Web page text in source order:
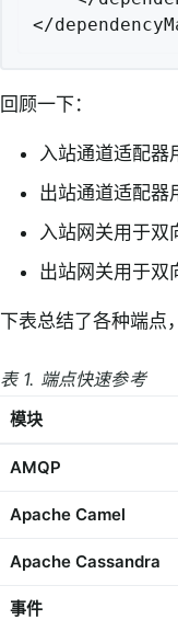
</
回顾一下：
入站通道适配器
出站通道适配器
入站网关用于双
出站网关用于双
下表总结了各种端点
表 1. 端点快速参考
模块
AMQP
Apache Camel
Apache Cassandra
事件